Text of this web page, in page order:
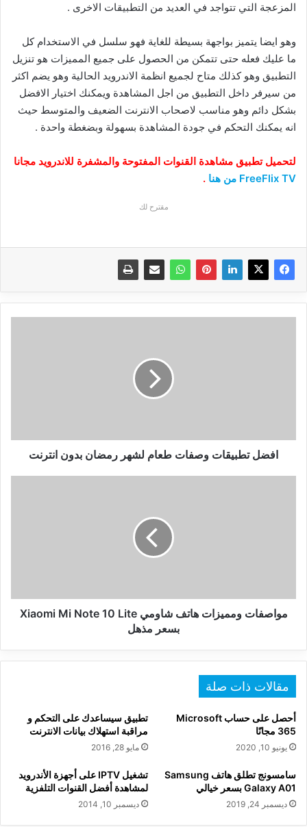
المزعجة التي تتواجد في العديد من التطبيقات الاخرى .
وهو ايضا يتميز بواجهة بسيطة للغاية فهو سلسل في الاستخدام كل
ما عليك فعله حتى تتمكن من الحصول على جميع المميزات هو تنزيل
التطبيق وهو كذلك متاح لجميع انظمة الاندرويد الحالية وهو يضم اكثر
من سيرفر داخل التطبيق من اجل المشاهدة ويمكنك اختيار الافضل
بشكل دائم وهو مناسب لاصحاب الانترنت الضعيف والمتوسط حيث
انه يمكنك التحكم في جودة المشاهدة بسهولة وبضغطة واحدة .
لتحميل تطبيق مشاهدة القنوات المفتوحة والمشفرة للاندرويد مجانا
FreeFlix TV من هنا
.
مقترح لك
افضل تطبيقات وصفات طعام لشهر رمضان بدون انترنت
Lite
بسعر
مواصفات ومميزات هاتف شاومي Xiaomi Mi Note 10 Lite
بسعر مذهل
مقالات ذات صلة
أحصل على حساب Microsoft
365 مجانًا
يونيو 10, 2020
تطبيق سيساعدك على التحكم و
مراقبة استهلاك بيانات الانترنت
مايو 28, 2016
سامسونج تطلق هاتف Samsung
Galaxy A01 بسعر خيالي
ديسمبر 24, 2019
تشغيل IPTV على أجهزة الأندرويد
لمشاهدة أفضل القنوات التلفزية
ديسمبر 10, 2014